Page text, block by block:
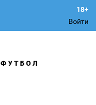
Войти
ФУТБОЛ